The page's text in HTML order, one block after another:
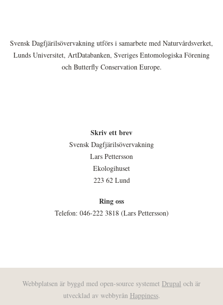
Svensk Dagfjärilsövervakning utförs i samarbete med Naturvårdsverket,
Lunds Universitet, ArtDatabanken, Sveriges Entomologiska Förening
och Butterfly Conservation Europe.
Skriv ett brev
Svensk Dagfjärilsövervakning
Lars Pettersson
Ekologihuset
223 62 Lund
Ring oss
Telefon: 046-222 3818 (Lars Pettersson)
Webbplatsen är byggd med open-source systemet Drupal och är
utvecklad av webbyrån Happiness.